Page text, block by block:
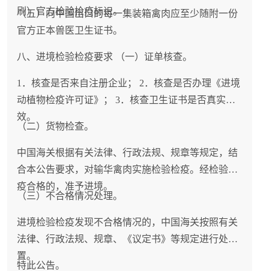
刷）官方检验检疫标识。
（五）向中国出口的每一集装箱禽肉应至少随附一份
官方正本兽医卫生证书。
八、进境检验检疫要求 （一）证单核查。
1．核查是否来自注册企业； 2．核查是否办理《进境
动植物检疫许可证》； 3．核查卫生证书是否真实有
效。
（二）货物检查。
中国海关根据有关法律、行政法规、规章等规定，结
合本公告要求，对输华禽肉实施检验检疫。经检验检
疫合格的，准予进境。
（三）不合格情况处理。
进境检验检疫发现不合格情况的，中国海关按照有关
法律、行政法规、规章、《议定书》等规定进行处
置。
特此公告。